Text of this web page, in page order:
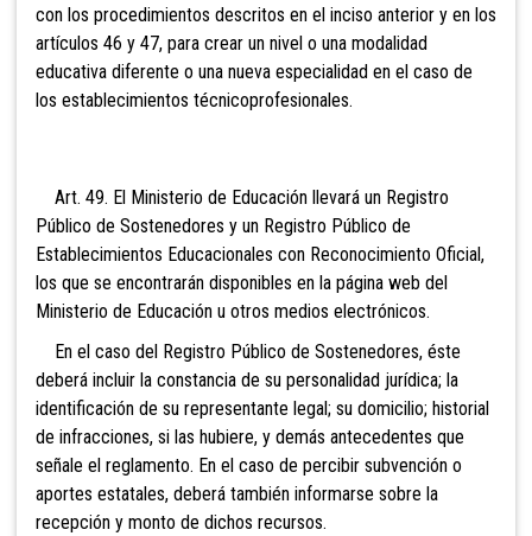
con los procedimientos descritos en el inciso anterior y en los
artículos 46 y 47, para crear un nivel o una modalidad
educativa diferente o una nueva especialidad en el caso de
los establecimientos técnicoprofesionales.
Art. 49. El Ministerio de Educación llevará un Registro
Público de Sostenedores y un Registro Público de
Establecimientos Educacionales con Reconocimiento Oficial,
los que se encontrarán disponibles en la página web del
Ministerio de Educación u otros medios electrónicos.
En el caso del Registro Público de Sostenedores, éste
deberá incluir la constancia de su personalidad jurídica; la
identificación de su representante legal; su domicilio; historial
de infracciones, si las hubiere, y demás antecedentes que
señale el reglamento. En el caso de percibir subvención o
aportes estatales, deberá también informarse sobre la
recepción y monto de dichos recursos.